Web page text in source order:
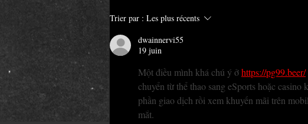
Le malaise vagal | American
Trier par : Les plus récents
dwainnervi55
19 juin
Một điều mình khá chú ý ở https://pg99.beer/
chuyển từ thể thao sang eSports hoặc
phần giao dịch rồi xem khuyến mãi trên
mắt.